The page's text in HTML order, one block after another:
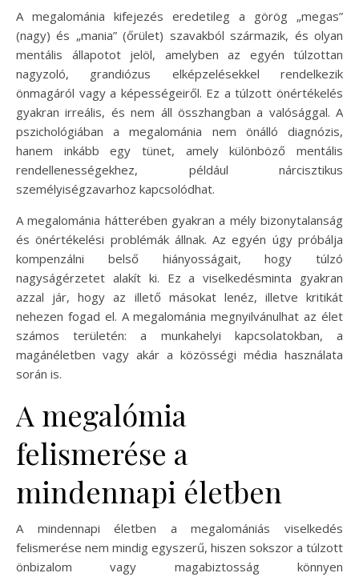
A megalománia kifejezés eredetileg a görög „megas”
(nagy) és „mania” (őrület) szavakból származik, és olyan
mentális állapotot jelöl, amelyben az egyén túlzottan
nagyzoló, grandiózus elképzelésekkel rendelkezik
önmagáról vagy a képességeiről. Ez a túlzott önértékelés
gyakran irreális, és nem áll összhangban a valósággal. A
pszichológiában a megalománia nem önálló diagnózis,
hanem inkább egy tünet, amely különböző mentális
rendellenességekhez, például nárcisztikus
személyiségzavarhoz kapcsolódhat.
A megalománia hátterében gyakran a mély bizonytalanság
és önértékelési problémák állnak. Az egyén úgy próbálja
kompenzálni belső hiányosságait, hogy túlzó
nagyságérzetet alakít ki. Ez a viselkedésminta gyakran
azzal jár, hogy az illető másokat lenéz, illetve kritikát
nehezen fogad el. A megalománia megnyilvánulhat az élet
számos területén: a munkahelyi kapcsolatokban, a
magánéletben vagy akár a közösségi média használata
során is.
A megalómia
felismerése a
mindennapi életben
A mindennapi életben a megalomániás viselkedés
felismerése nem mindig egyszerű, hiszen sokszor a túlzott
önbizalom vagy magabiztosság könnyen